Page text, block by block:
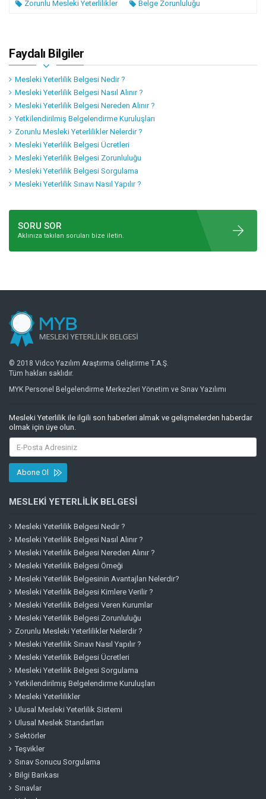
Zorunlu Mesleki Yeterlilikler Belge Zorunluluğu
Faydalı Bilgiler
Mesleki Yeterlilik Belgesi Nedir ?
Mesleki Yeterlilik Belgesi Nasıl Alınır ?
Mesleki Yeterlilik Belgesi Nereden Alınır ?
Yetkilendirilmiş Belgelendirme Kuruluşları
Zorunlu Mesleki Yeterlilikler Nelerdir ?
Mesleki Yeterlilik Belgesi Ücretleri
Mesleki Yeterlilik Belgesi Zorunluluğu
Mesleki Yeterlilik Belgesi Sorgulama
Mesleki Yeterlilik Sınavı Nasıl Yapılır ?
SORU SOR
Aklınıza takılan soruları bize iletin.
© 2018 Vidco Yazılım Araştırma Geliştirme T.A.Ş.
Tüm hakları saklıdır.
MYK Personel Belgelendirme Merkezleri Yönetim ve Sınav Yazılımı
Mesleki Yeterlilik ile ilgili son haberleri almak ve gelişmelerden haberdar
olmak için üye olun.
Abone Ol
MESLEKI YETERLILIK BELGESI
Mesleki Yeterlilik Belgesi Nedir ?
Mesleki Yeterlilik Belgesi Nasıl Alınır ?
Mesleki Yeterlilik Belgesi Nereden Alınır ?
Mesleki Yeterlilik Belgesi Örneği
Mesleki Yeterlilik Belgesinin Avantajları Nelerdir?
Mesleki Yeterlilik Belgesi Kimlere Verilir ?
Mesleki Yeterlilik Belgesi Veren Kurumlar
Mesleki Yeterlilik Belgesi Zorunluluğu
Zorunlu Mesleki Yeterlilikler Nelerdir ?
Mesleki Yeterlilik Sınavı Nasıl Yapılır ?
Mesleki Yeterlilik Belgesi Ücretleri
Mesleki Yeterlilik Belgesi Sorgulama
Yetkilendirilmiş Belgelendirme Kuruluşları
Mesleki Yeterlilikler
Ulusal Mesleki Yeterlilik Sistemi
Ulusal Meslek Standartları
Sektörler
Teşvikler
Sınav Sonucu Sorgulama
Bilgi Bankası
Sınavlar